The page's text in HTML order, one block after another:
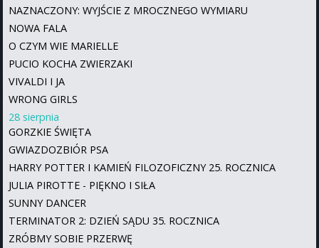
NAZNACZONY: WYJŚCIE Z MROCZNEGO WYMIARU
NOWA FALA
O CZYM WIE MARIELLE
PUCIO KOCHA ZWIERZAKI
VIVALDI I JA
WRONG GIRLS
28 sierpnia
GORZKIE ŚWIĘTA
GWIAZDOZBIÓR PSA
HARRY POTTER I KAMIEŃ FILOZOFICZNY 25. ROCZNICA
JULIA PIROTTE - PIĘKNO I SIŁA
SUNNY DANCER
TERMINATOR 2: DZIEŃ SĄDU 35. ROCZNICA
ZRÓBMY SOBIE PRZERWĘ